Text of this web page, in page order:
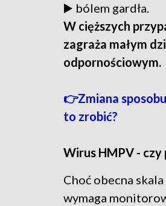
▶️ bólem gardła.
W cięższych
zagraża małym
odpornościowym.
👉Zmiana
to zrobić?
Wirus HMPV - czy
Choć obecna
wymaga